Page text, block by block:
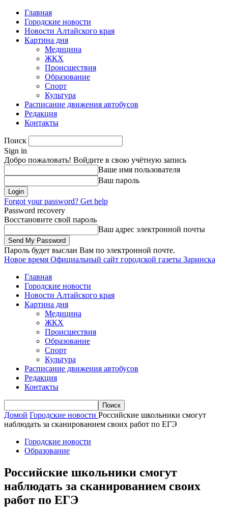
Главная
Городские новости
Новости Алтайского края
Картина дня
Медицина
ЖКХ
Происшествия
Образование
Спорт
Культура
Расписание движения автобусов
Редакция
Контакты
Поиск
Sign in
Добро пожаловать! Войдите в свою учётную запись
Ваше имя пользователя
Ваш пароль
Forgot your password? Get help
Password recovery
Восстановите свой пароль
Ваш адрес электронной почты
Пароль будет выслан Вам по электронной почте.
Новое время Официальный сайт городской газеты Заринска
Главная
Городские новости
Новости Алтайского края
Картина дня
Медицина
ЖКХ
Происшествия
Образование
Спорт
Культура
Расписание движения автобусов
Редакция
Контакты
Домой Городские новости Российские школьники смогут
наблюдать за сканированием своих работ по ЕГЭ
Городские новости
Образование
Российские школьники смогут
наблюдать за сканированием своих
работ по ЕГЭ